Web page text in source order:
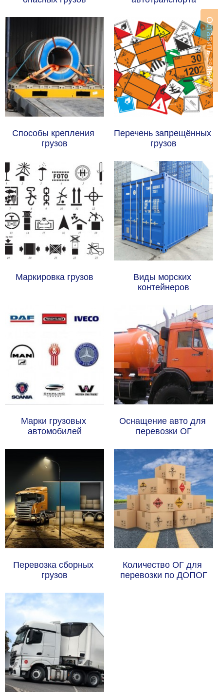
Способы крепления
грузов
Перечень запрещённых
грузов
Маркировка грузов
Виды морских
контейнеров
Марки грузовых
автомобилей
Оснащение авто для
перевозки ОГ
Перевозка сборных
грузов
Количество ОГ для
перевозки по ДОПОГ
Оставить заявку